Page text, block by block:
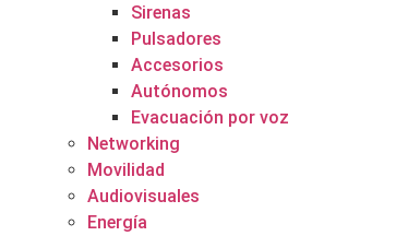
Sirenas
Pulsadores
Accesorios
Autónomos
Evacuación por voz
Networking
Movilidad
Audiovisuales
Energía